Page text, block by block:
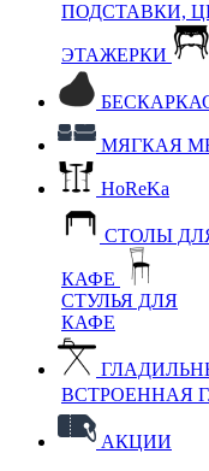
ПОДСТАВКИ,
ЭТАЖЕРКИ
МЯГКАЯ
HoReKa
СТОЛЫ
КАФЕ
СТУЛЬЯ ДЛЯ
КАФЕ
ВСТРОЕННАЯ
АКЦИИ